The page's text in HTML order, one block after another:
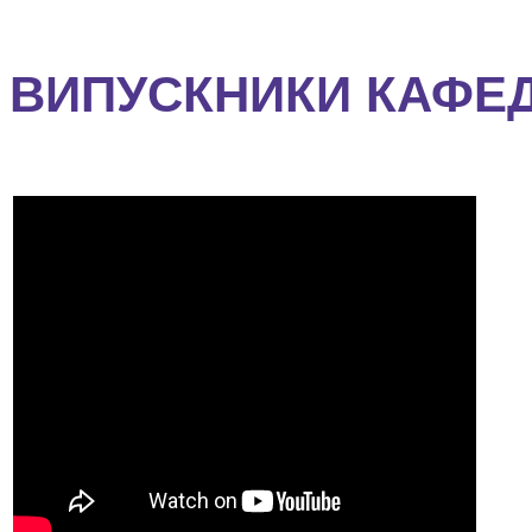
ВИПУСКНИКИ